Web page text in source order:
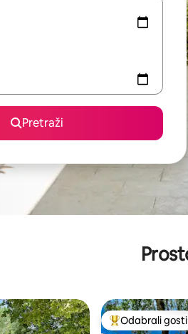
Pretraži
s oznakom „Odabrali gosti”
Među najviše
Odabrali gosti